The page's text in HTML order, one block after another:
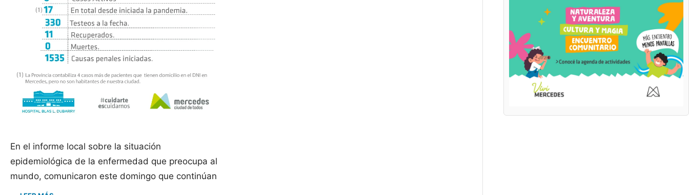
En el informe local sobre la situación
epidemiológica de la enfermedad que preocupa al
mundo, comunicaron este domingo que continúan